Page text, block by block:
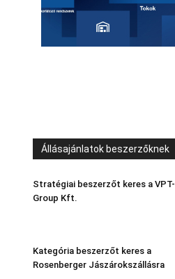
Állásajánlatok beszerzőknek
Stratégiai beszerzőt keres a VPT-
Group Kft.
Kategória beszerzőt keres a
Rosenberger Jászárokszállásra